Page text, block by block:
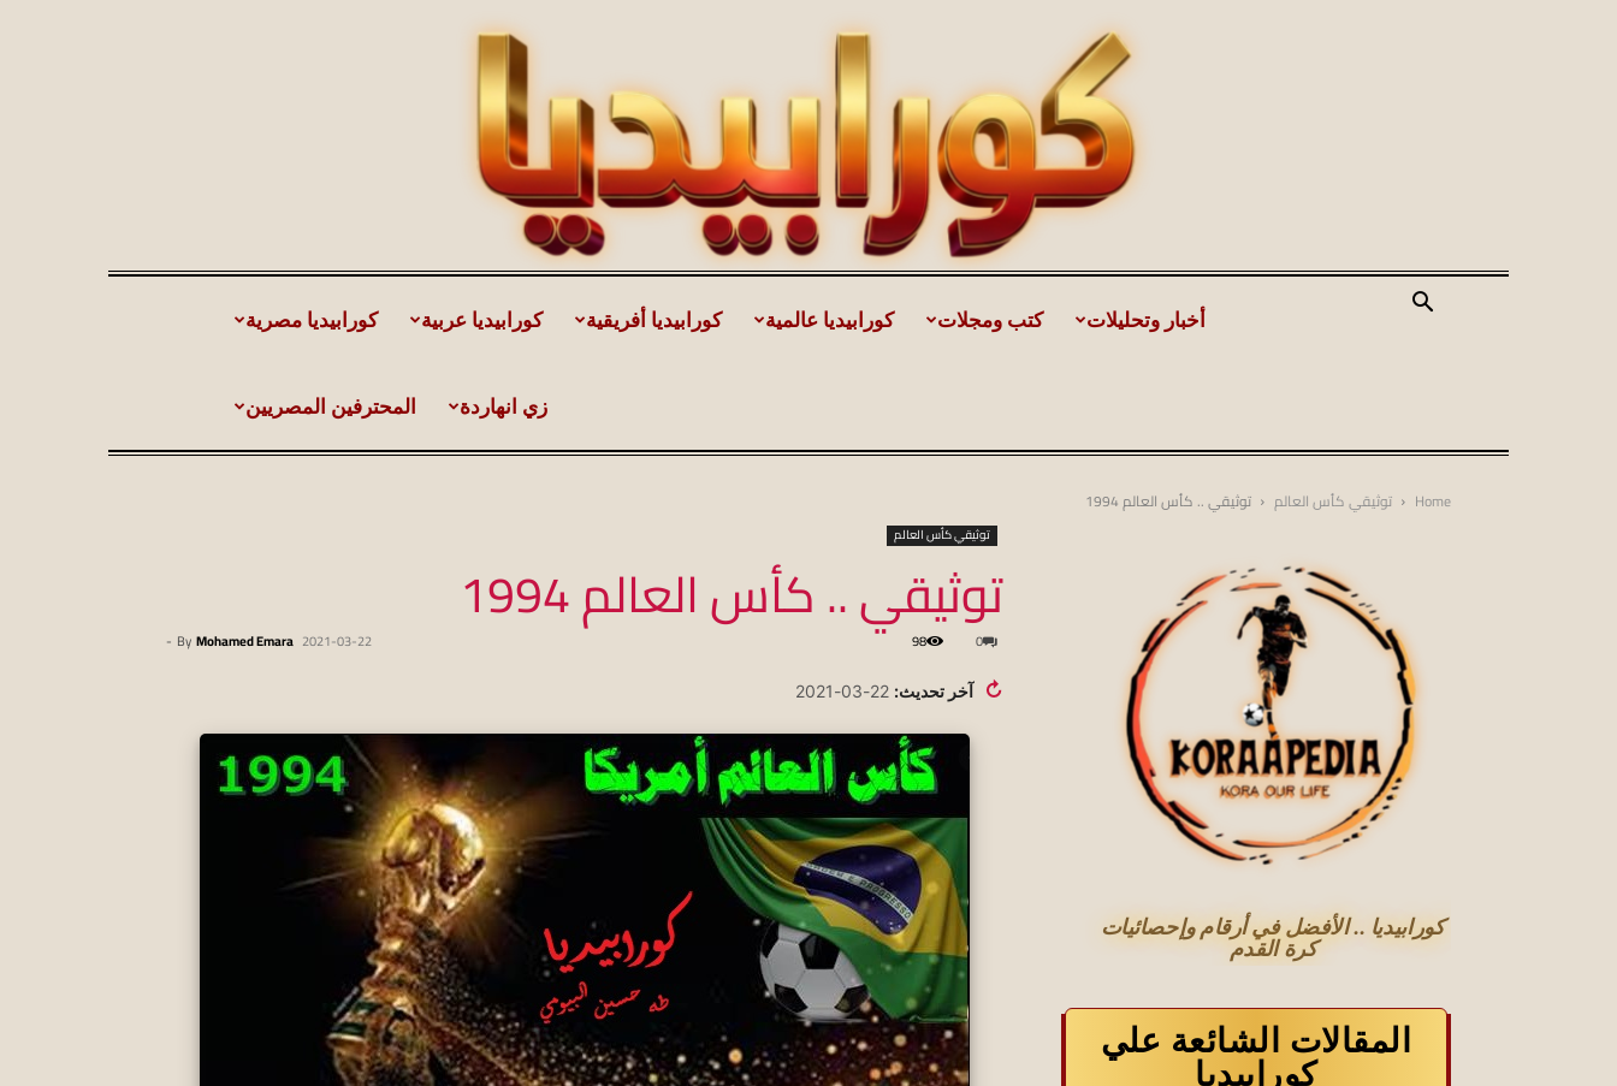
كورابيديا مصرية كورابيديا عربية كورابيديا أفريقية كورابيديا عالمية كتب ومجلات أخبار وتحليلات
المحترفين المصريين زي انهاردة
Home توثيقي كأس العالم توثيقي .. كأس العالم 1994
توثيقي كأس العالم
توثيقي .. كأس العالم 1994
By Mohamed Emara
- 2021-03-22 0
98
↻ آخر تحديث: 22-03-2021
كورابيديا .. الأفضل في أرقام وإحصائيات
كرة القدم
المقالات الشائعة علي
كورابيديا